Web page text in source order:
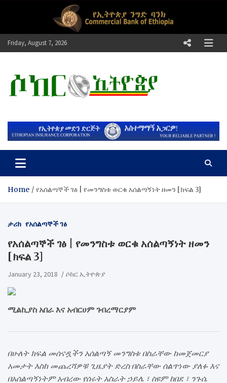
Friday, August 7, 2026
ሶከር ኢትዮጵያ
Home ​የአሰልጣኞች ገፅ | የመንግስቱ ወርቁ አሰልጣኝነት ዘመን [ክፍል 3]
ታሪክ የአሰልጣኞች ገፅ
​የአሰልጣኞች ገፅ | የመንግስቱ ወርቁ አሰልጣኝነት ዘመን
[ክፍል 3]
January 23, 2018 ሶከር ኢትዮጵያ
ሚልኪያስ አበራ እና አብርሀም ገብረማርያም
በሁለት ክፍል መሰናዷችን አሰልጣኝ መንግስቱ በስራቸው ከመጀመርያ
አመታት እስከ መጨረሻዎቹ ጊዜያት ድረስ በስራቸው ሰልጥነው ያለፉ እና
በአሰልጣኝነትም አብረው የሰሩት አስራት ኃይሌ ፣ ስዩም ከበደ ፣ ንጉሴ